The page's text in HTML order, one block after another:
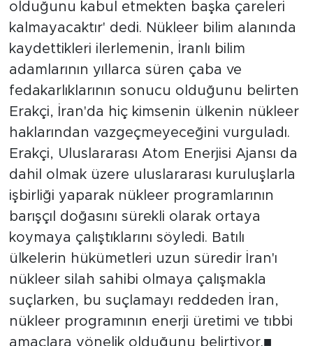
olduğunu kabul etmekten başka çareleri
kalmayacaktır' dedi. Nükleer bilim alanında
kaydettikleri ilerlemenin, İranlı bilim
adamlarının yıllarca süren çaba ve
fedakarlıklarının sonucu olduğunu belirten
Erakçi, İran'da hiç kimsenin ülkenin nükleer
haklarından vazgeçmeyeceğini vurguladı.
Erakçi, Uluslararası Atom Enerjisi Ajansı da
dahil olmak üzere uluslararası kuruluşlarla
işbirliği yaparak nükleer programlarının
barışçıl doğasını sürekli olarak ortaya
koymaya çalıştıklarını söyledi. Batılı
ülkelerin hükümetleri uzun süredir İran'ı
nükleer silah sahibi olmaya çalışmakla
suçlarken, bu suçlamayı reddeden İran,
nükleer programının enerji üretimi ve tıbbi
amaçlara yönelik olduğunu belirtiyor.■